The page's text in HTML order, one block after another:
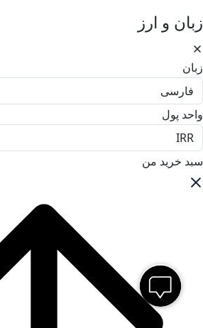
زبان و ارز
زبان
واحد پول
سبد خرید من